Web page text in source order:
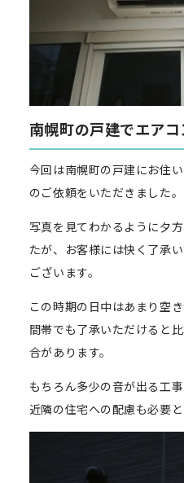
南幌町の戸建でエア
今回は南幌町の戸建にお住
のご依頼をいただきました。
写真を見てわかるように夕
たが、お客様には快く了承
ございます。
この時期の日中はあまり空
間帯でも了承いただけると
合があります。
もちろん多少の音が出る工
近隣の住宅への配慮も必要と